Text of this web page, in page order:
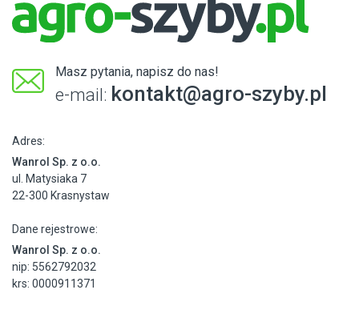
Masz pytania, napisz do nas!
e-mail: kontakt@agro-szyby.pl
Adres:
Wanrol Sp. z o.o.
ul. Matysiaka 7
22-300 Krasnystaw
Dane rejestrowe:
Wanrol Sp. z o.o.
nip: 5562792032
krs: 0000911371